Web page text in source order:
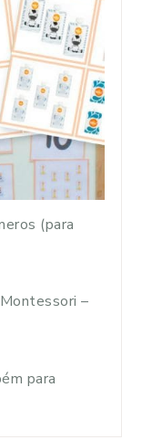
(para
–
para